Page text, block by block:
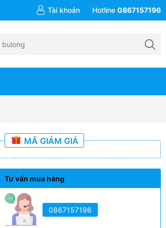
Tài khoản Hotline 0867157196
MÃ GIẢM GIÁ
Tư vấn mua hàng
0867157196